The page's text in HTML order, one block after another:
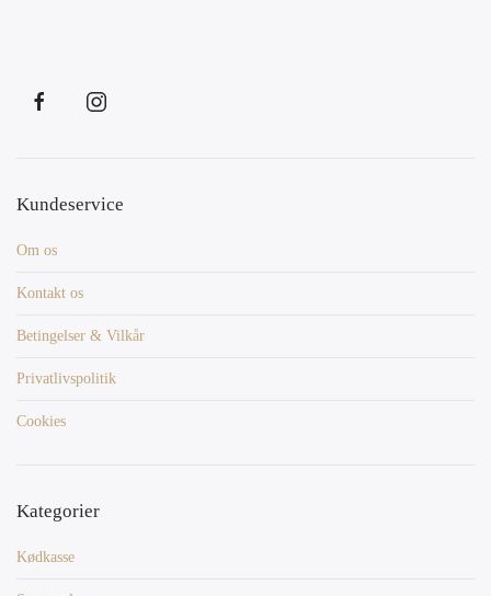
Kundeservice
Om os
Kontakt os
Betingelser & Vilkår
Privatlivspolitik
Cookies
Kategorier
Kødkasse